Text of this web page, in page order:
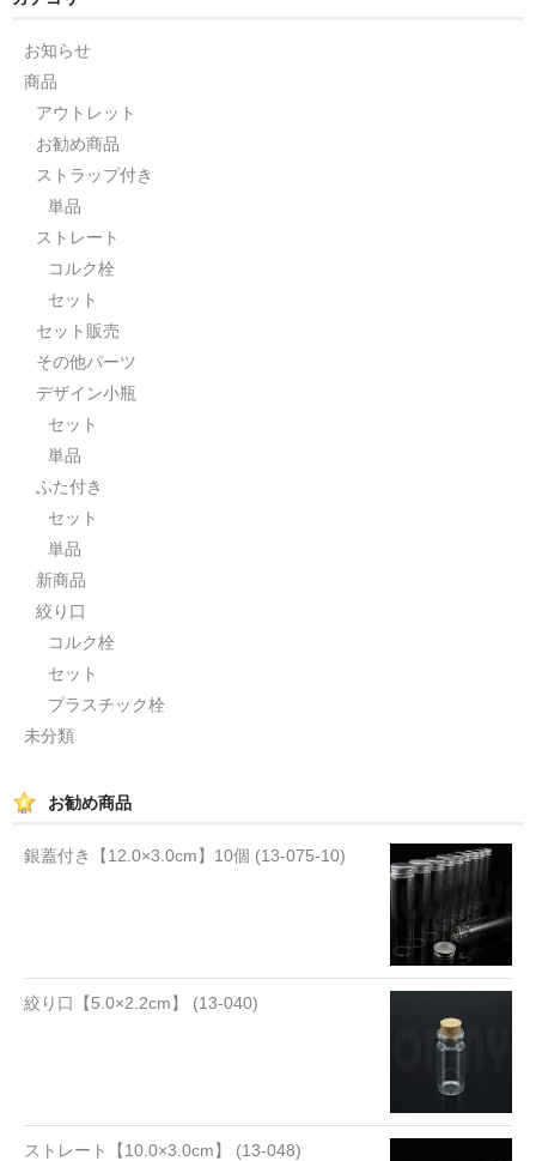
お知らせ
商品
アウトレット
お勧め商品
ストラップ付き
単品
ストレート
コルク栓
セット
セット販売
その他パーツ
デザイン小瓶
セット
単品
ふた付き
セット
単品
新商品
絞り口
コルク栓
セット
プラスチック栓
未分類
お勧め商品
銀蓋付き【12.0×3.0cm】10個 (13-075-10)
絞り口【5.0×2.2cm】 (13-040)
ストレート【10.0×3.0cm】 (13-048)